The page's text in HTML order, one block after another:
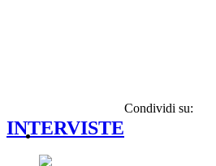
INTERVISTE
Condividi su: